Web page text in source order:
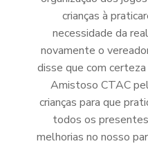
crianças à
necessidade da
novamente o
disse que com
Amistoso CTAC
crianças para que
todos os
melhorias no nosso